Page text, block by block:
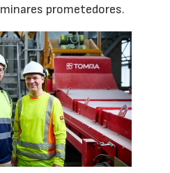
prometedores.